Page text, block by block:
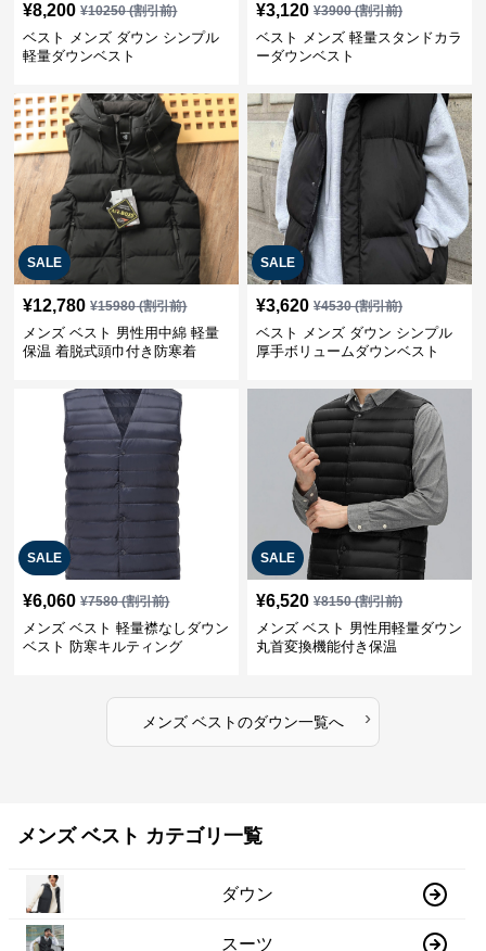
¥8,200 ¥10250(割引前)
ベスト メンズ ダウン シンプル
軽量ダウンベスト
¥3,120 ¥3900(割引前)
ベスト メンズ 軽量スタンドカラ
ーダウンベスト
SALE
¥12,780 ¥15980(割引前)
メンズ ベスト 男性用中綿 軽量
保温 着脱式頭巾付き防寒着
SALE
¥3,620 ¥4530(割引前)
ベスト メンズ ダウン シンプル
厚手ボリュームダウンベスト
SALE
¥6,060 ¥7580(割引前)
メンズ ベスト 軽量襟なしダウン
ベスト 防寒キルティング
SALE
¥6,520 ¥8150(割引前)
メンズ ベスト 男性用軽量ダウン
丸首変換機能付き保温
メンズ ベストのダウン一覧へ ›
メンズ ベスト カテゴリ一覧
ダウン
スーツ